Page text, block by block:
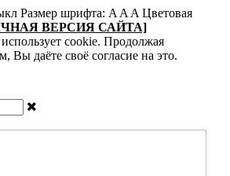
Размер шрифта: A A A Цветовая
ВЕРСИЯ САЙТА]
cookie. Продолжая
Вы даёте своё согласие на это.